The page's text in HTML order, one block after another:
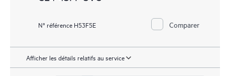
N° référence H53F5E Comparer
Afficher les détails relatifs au service